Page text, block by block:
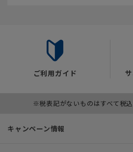
ご利用ガイド
※税表記がないものはすべて税
キャンペーン情報